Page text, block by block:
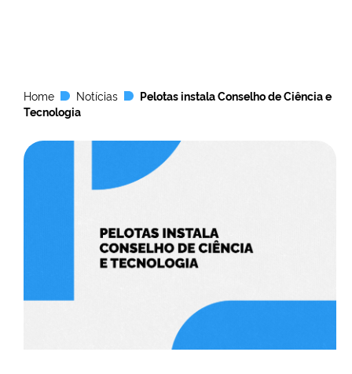
Home Notícias
Pelotas instala Conselho de Ciência e
Tecnologia